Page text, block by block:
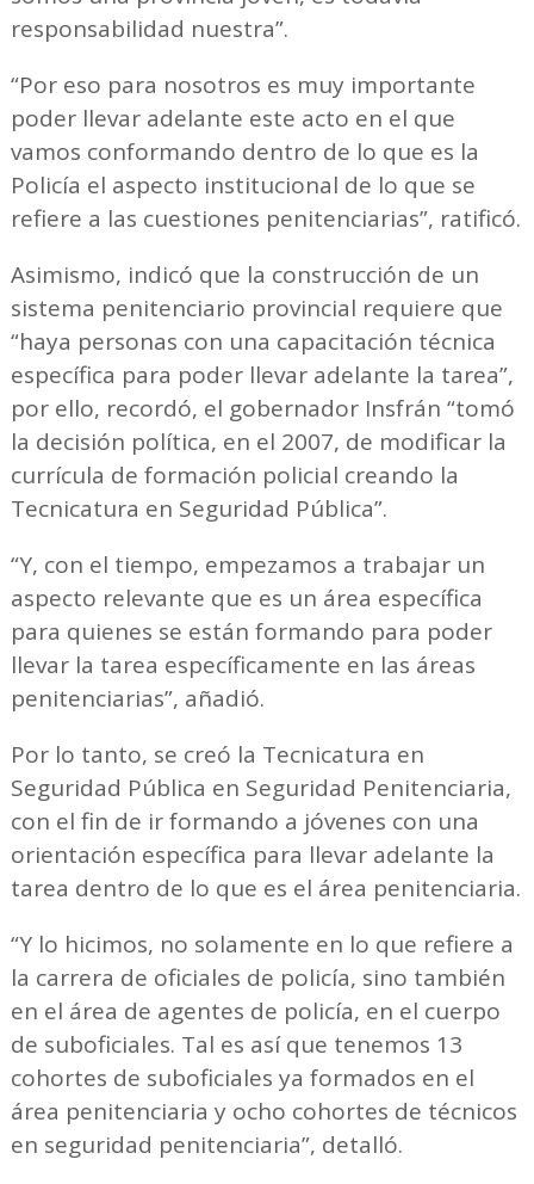
responsabilidad nuestra”.
“Por eso para nosotros es muy importante
poder llevar adelante este acto en el que
vamos conformando dentro de lo que es la
Policía el aspecto institucional de lo que se
refiere a las cuestiones penitenciarias”, ratificó.
Asimismo, indicó que la construcción de un
sistema penitenciario provincial requiere que
“haya personas con una capacitación técnica
específica para poder llevar adelante la tarea”,
por ello, recordó, el gobernador Insfrán “tomó
la decisión política, en el 2007, de modificar la
currícula de formación policial creando la
Tecnicatura en Seguridad Pública”.
“Y, con el tiempo, empezamos a trabajar un
aspecto relevante que es un área específica
para quienes se están formando para poder
llevar la tarea específicamente en las áreas
penitenciarias”, añadió.
Por lo tanto, se creó la Tecnicatura en
Seguridad Pública en Seguridad Penitenciaria,
con el fin de ir formando a jóvenes con una
orientación específica para llevar adelante la
tarea dentro de lo que es el área penitenciaria.
“Y lo hicimos, no solamente en lo que refiere a
la carrera de oficiales de policía, sino también
en el área de agentes de policía, en el cuerpo
de suboficiales. Tal es así que tenemos 13
cohortes de suboficiales ya formados en el
área penitenciaria y ocho cohortes de técnicos
en seguridad penitenciaria”, detalló.